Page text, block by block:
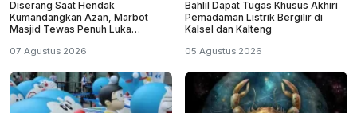
Diserang Saat Hendak
Kumandangkan Azan, Marbot
Masjid Tewas Penuh Luka
07 Agustus 2026
Bahlil Dapat Tugas Khusus Akhiri
Pemadaman Listrik Bergilir di
Kalsel dan Kalteng
05 Agustus 2026